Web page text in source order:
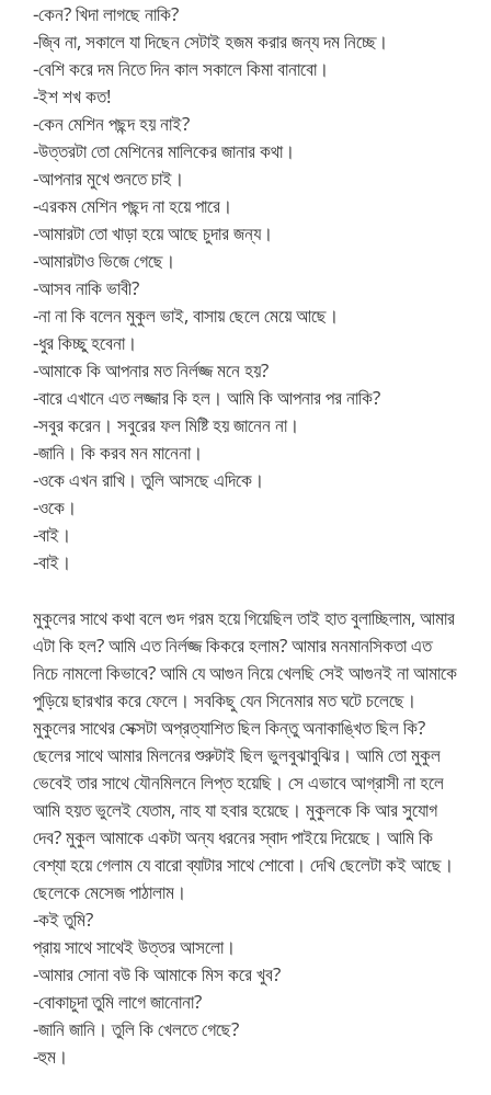
-কেন? খিদা লাগছে নাকি?
-জ্বি না, সকালে যা দিছেন সেটাই হজম করার জন্য দম নিচ্ছে।
-বেশি করে দম নিতে দিন কাল সকালে কিমা বানাবো।
-ইশ শখ কত!
-কেন মেশিন পছন্দ হয় নাই?
-উত্তরটা তো মেশিনের মালিকের জানার কথা।
-আপনার মুখে শুনতে চাই।
-এরকম মেশিন পছন্দ না হয়ে পারে।
-আমারটা তো খাড়া হয়ে আছে চুদার জন্য।
-আমারটাও ভিজে গেছে।
-আসব নাকি ভাবী?
-না না কি বলেন মুকুল ভাই, বাসায় ছেলে মেয়ে আছে।
-ধুর কিচ্ছু হবেনা।
-আমাকে কি আপনার মত নির্লজ্জ মনে হয়?
-বারে এখানে এত লজ্জার কি হল। আমি কি আপনার পর নাকি?
-সবুর করেন। সবুরের ফল মিষ্টি হয় জানেন না।
-জানি। কি করব মন মানেনা।
-ওকে এখন রাখি। তুলি আসছে এদিকে।
-ওকে।
-বাই।
-বাই।
মুকুলের সাথে কথা বলে গুদ গরম হয়ে গিয়েছিল তাই হাত বুলাচ্ছিলাম, আমার
এটা কি হল? আমি এত নির্লজ্জ কিকরে হলাম? আমার মনমানসিকতা এত
নিচে নামলো কিভাবে? আমি যে আগুন নিয়ে খেলছি সেই আগুনই না আমাকে
পুড়িয়ে ছারখার করে ফেলে। সবকিছু যেন সিনেমার মত ঘটে চলেছে।
মুকুলের সাথের সেক্সটা অপ্রত্যাশিত ছিল কিন্তু অনাকাঙ্খিত ছিল কি?
ছেলের সাথে আমার মিলনের শুরুটাই ছিল ভুলবুঝাবুঝির। আমি তো মুকুল
ভেবেই তার সাথে যৌনমিলনে লিপ্ত হয়েছি। সে এভাবে আগ্রাসী না হলে
আমি হয়ত ভুলেই যেতাম, নাহ যা হবার হয়েছে। মুকুলকে কি আর সু্যোগ
দেব? মুকুল আমাকে একটা অন্য ধরনের স্বাদ পাইয়ে দিয়েছে। আমি কি
বেশ্যা হয়ে গেলাম যে বারো ব্যাটার সাথে শোবো। দেখি ছেলেটা কই আছে।
ছেলেকে মেসেজ পাঠালাম।
-কই তুমি?
প্রায় সাথে সাথেই উত্তর আসলো।
-আমার সোনা বউ কি আমাকে মিস করে খুব?
-বোকাচুদা তুমি লাগে জানোনা?
-জানি জানি। তুলি কি খেলতে গেছে?
-হুম।